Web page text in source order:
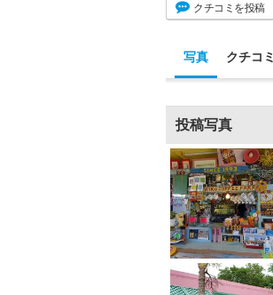
クチコミ を投稿
写真 クチコミ
投稿写真